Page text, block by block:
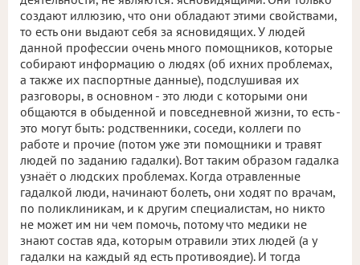
создают иллюзию, что они обладают этими свойствами,
то есть они выдают себя за ясновидящих. У людей
данной профессии очень много помощников, которые
собирают информацию о людях (об ихних проблемах,
а также их паспортные данные), подслушивая их
разговоры, в основном - это люди с которыми они
общаются в обыденной и повседневной жизни, то есть -
это могут быть: родственники, соседи, коллеги по
работе и прочие (потом уже эти помощники и травят
людей по заданию гадалки). Вот таким образом гадалка
узнаёт о людских проблемах. Когда отравленные
гадалкой люди, начинают болеть, они ходят по врачам,
по поликлиникам, и к другим специалистам, но никто
не может им ни чем помочь, потому что медики не
знают состав яда, которым отравили этих людей (а у
гадалки на каждый яд есть противоядие). И тогда